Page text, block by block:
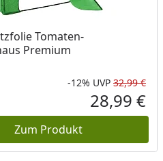
Tomaten-
Premium
-12% UVP 32,99 €
28,99 €
Zum Produkt